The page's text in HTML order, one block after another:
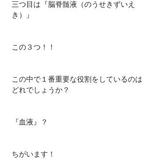
三つ目は『脳脊髄液（のうせきずいえ
き）』
この３つ！！
この中で１番重要な役割をしているのは
どれでしょうか？
『血液』？
ちがいます！